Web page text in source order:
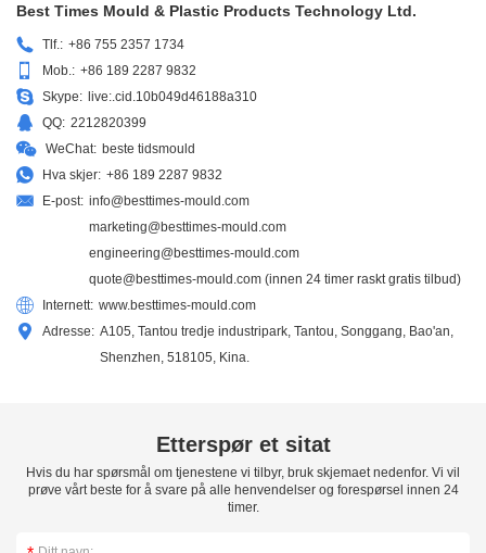
Best Times Mould & Plastic Products Technology Ltd.
Tlf.: +86 755 2357 1734
Mob.: +86 189 2287 9832
Skype: live:.cid.10b049d46188a310
QQ: 2212820399
WeChat: beste tidsmould
Hva skjer: +86 189 2287 9832
E-post: info@besttimes-mould.com
marketing@besttimes-mould.com
engineering@besttimes-mould.com
quote@besttimes-mould.com (innen 24 timer raskt gratis tilbud)
Internett: www.besttimes-mould.com
Adresse: A105, Tantou tredje industripark, Tantou, Songgang, Bao'an,
Shenzhen, 518105, Kina.
Etterspør et sitat
Hvis du har spørsmål om tjenestene vi tilbyr, bruk skjemaet nedenfor. Vi vil
prøve vårt beste for å svare på alle henvendelser og forespørsel innen 24
timer.